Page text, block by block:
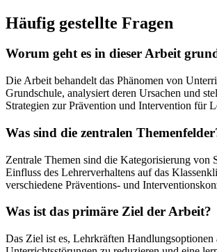
Häufig gestellte Fragen
Worum geht es in dieser Arbeit
Die Arbeit behandelt das Phänomen von
Grundschule, analysiert deren Ursachen und
Strategien zur Prävention und Intervention für
Was sind die zentralen
Zentrale Themen sind die Kategorisierung von
Einfluss des Lehrerverhaltens auf das
verschiedene Präventions- und
Was ist das primäre Ziel der Arbeit?
Das Ziel ist es, Lehrkräften Handlungsoptionen